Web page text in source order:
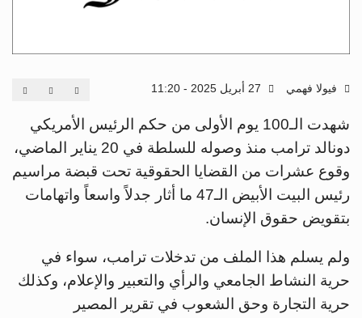
فيولا فهمي
شهدت الـ100 يوم الأولى من حكم الرئيس الأمريكي
دونالد ترامب منذ وصوله للسلطة في 20 يناير الماضي،
وقوع عشرات من القضايا الحقوقية تحت قبضة مراسيم
رئيس البيت الأبيض الـ47 ما أثار جدلاً واسعاً واتهامات
بتقويض حقوق الإنسان.
ولم يسلم هذا الملف من تدخلات ترامب، سواء في
حرية النشاط الجامعي والرأي والتعبير والإعلام، وكذلك
حرية التجارة وحق الشعوب في تقرير المصير